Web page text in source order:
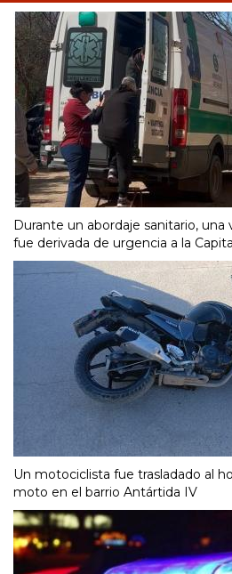
Durante un abordaje sanitario, una
fue derivada de urgencia a la Capital
Un motociclista fue trasladado al
moto en el barrio Antártida IV